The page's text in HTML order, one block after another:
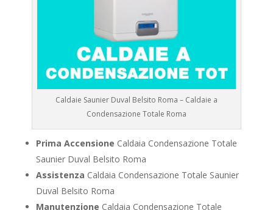
Caldaie Saunier Duval Belsito Roma – Caldaie a
Condensazione Totale Roma
Prima Accensione Caldaia Condensazione Totale
Saunier Duval Belsito Roma
Assistenza Caldaia Condensazione Totale Saunier
Duval Belsito Roma
Manutenzione Caldaia Condensazione Totale